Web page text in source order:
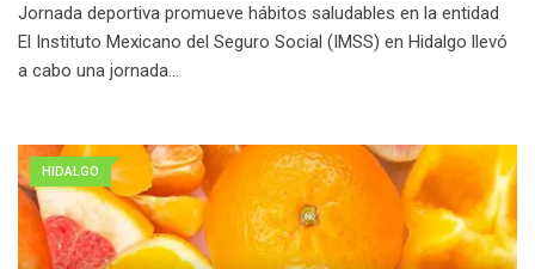
Jornada deportiva promueve hábitos saludables en la entidad
El Instituto Mexicano del Seguro Social (IMSS) en Hidalgo llevó
a cabo una jornada…
HIDALGO